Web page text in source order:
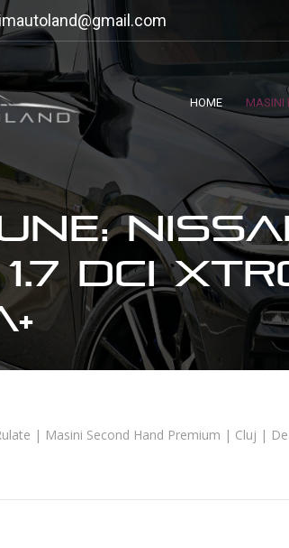
HOME MASINI
DCI
| Masini Second Hand Premium | Cluj |